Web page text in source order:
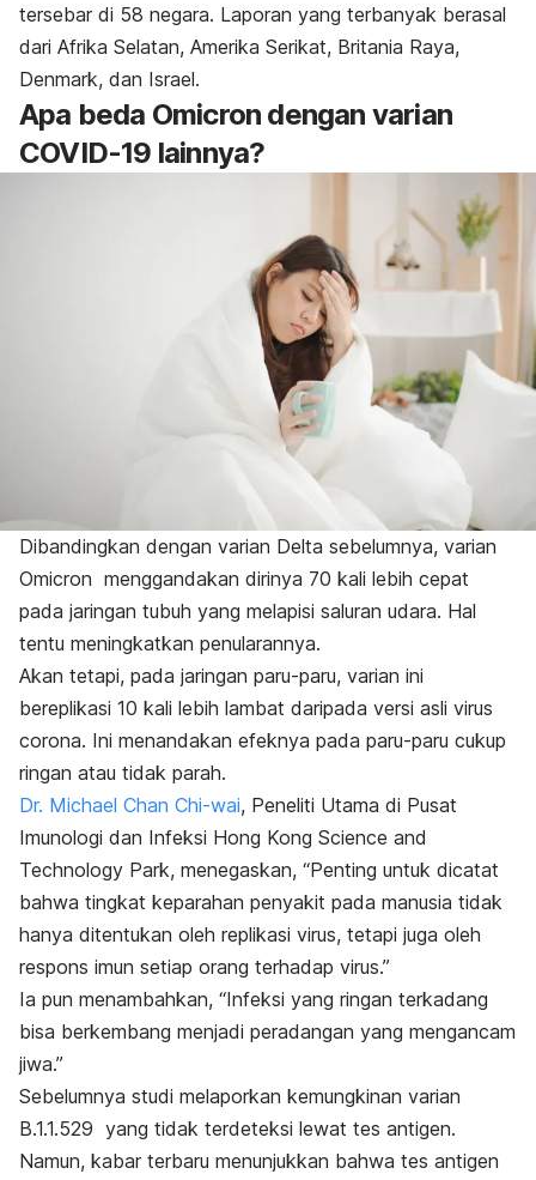
tersebar di 58 negara. Laporan yang terbanyak berasal
dari Afrika Selatan, Amerika Serikat, Britania Raya,
Denmark, dan Israel.
Apa beda Omicron dengan varian
COVID-19 lainnya?
Dibandingkan dengan varian Delta sebelumnya, varian
Omicron menggandakan dirinya 70 kali lebih cepat
pada jaringan tubuh yang melapisi saluran udara. Hal
tentu meningkatkan penularannya.
Akan tetapi, pada jaringan paru-paru, varian ini
bereplikasi 10 kali lebih lambat daripada versi asli virus
corona. Ini menandakan efeknya pada paru-paru cukup
ringan atau tidak parah.
Dr. Michael Chan Chi-wai, Peneliti Utama di Pusat
Imunologi dan Infeksi Hong Kong Science and
Technology Park, menegaskan, “Penting untuk dicatat
bahwa tingkat keparahan penyakit pada manusia tidak
hanya ditentukan oleh replikasi virus, tetapi juga oleh
respons imun setiap orang terhadap virus.”
Ia pun menambahkan, “Infeksi yang ringan terkadang
bisa berkembang menjadi peradangan yang mengancam
jiwa.”
Sebelumnya studi melaporkan kemungkinan varian
B.1.1.529 yang tidak terdeteksi lewat tes antigen.
Namun, kabar terbaru menunjukkan bahwa tes antigen